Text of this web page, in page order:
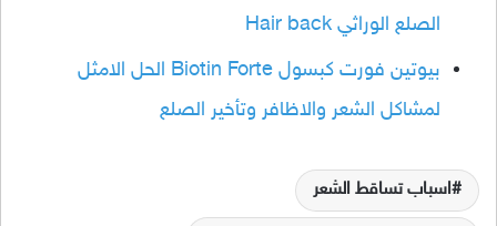
الصلع الوراثي Hair back
بيوتين فورت كبسول Biotin Forte الحل الامثل
لمشاكل الشعر والاظافر وتأخير الصلع
اسباب تساقط الشعر